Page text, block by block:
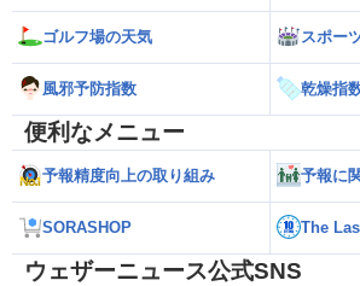
ゴルフ場の天気 スポー
風邪予防指数 乾燥指
便利なメニュー
予報精度向上の取り組み 予報に
SORASHOP The
ウェザーニュース公式SNS